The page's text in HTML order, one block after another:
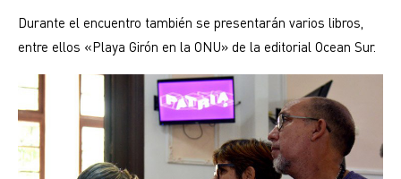
Durante el encuentro también se presentarán varios libros,
entre ellos «Playa Girón en la ONU» de la editorial Ocean Sur.